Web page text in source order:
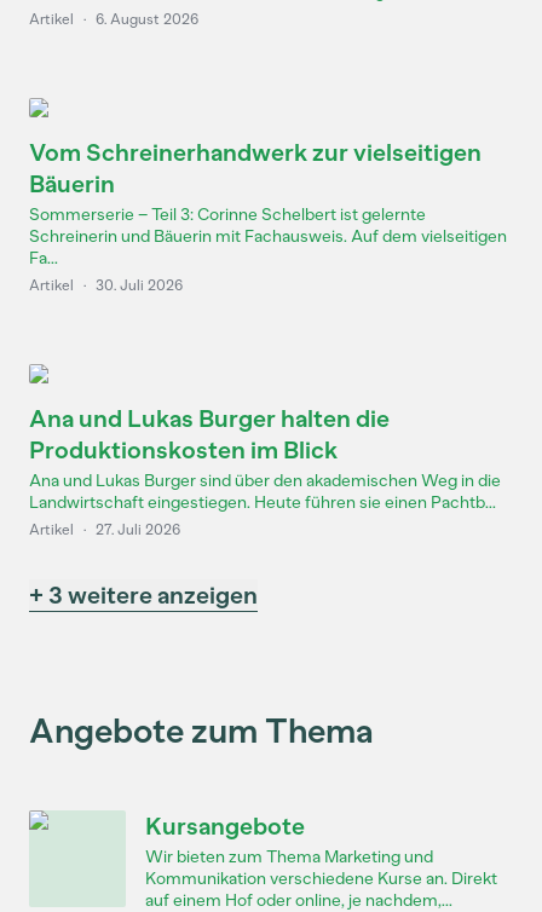
Artikel · 6. August 2026
Vom Schreinerhandwerk zur vielseitigen
Bäuerin
Sommerserie – Teil 3: Corinne Schelbert ist gelernte
Schreinerin und Bäuerin mit Fachausweis. Auf dem vielseitigen
Fa...
Artikel · 30. Juli 2026
Ana und Lukas Burger halten die
Produktionskosten im Blick
Ana und Lukas Burger sind über den akademischen Weg in die
Landwirtschaft eingestiegen. Heute führen sie einen Pachtb...
Artikel · 27. Juli 2026
+ 3 weitere anzeigen
Angebote zum Thema
Kursangebote
Wir bieten zum Thema Marketing und
Kommunikation verschiedene Kurse an. Direkt
auf einem Hof oder online, je nachdem,...